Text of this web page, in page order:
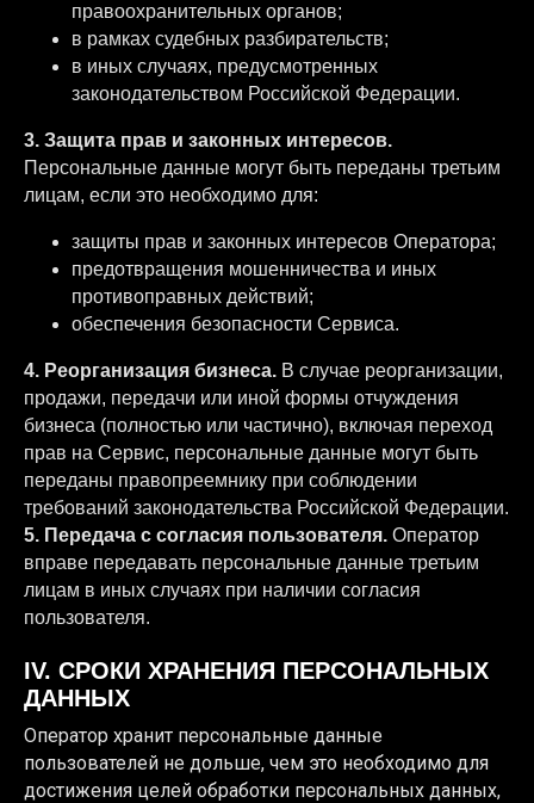
правоохранительных органов;
в рамках судебных разбирательств;
в иных случаях, предусмотренных
законодательством Российской Федерации.
3. Защита прав и законных интересов.
Персональные данные могут быть переданы третьим
лицам, если это необходимо для:
защиты прав и законных интересов Оператора;
предотвращения мошенничества и иных
противоправных действий;
обеспечения безопасности Сервиса.
4. Реорганизация бизнеса. В случае реорганизации,
продажи, передачи или иной формы отчуждения
бизнеса (полностью или частично), включая переход
прав на Сервис, персональные данные могут быть
переданы правопреемнику при соблюдении
требований законодательства Российской Федерации.
5. Передача с согласия пользователя. Оператор
вправе передавать персональные данные третьим
лицам в иных случаях при наличии согласия
пользователя.
IV. СРОКИ ХРАНЕНИЯ ПЕРСОНАЛЬНЫХ
ДАННЫХ
Оператор хранит персональные данные
пользователей не дольше, чем это необходимо для
достижения целей обработки персональных данных,